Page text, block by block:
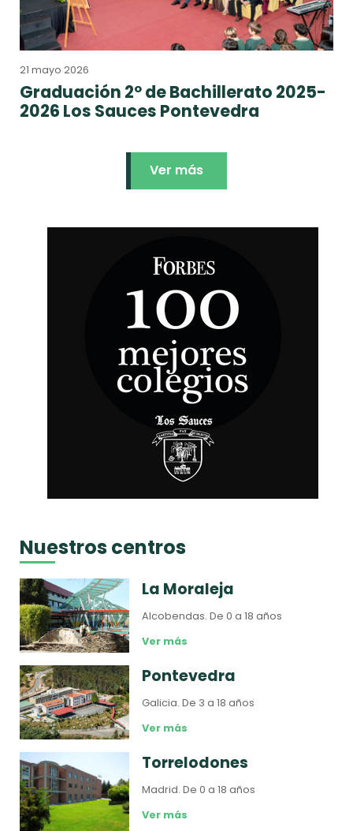
21 mayo 2026
Graduación 2º de Bachillerato 2025-
2026 Los Sauces Pontevedra
Ver más
Nuestros centros
La Moraleja
Alcobendas.De 0 a 18 años
Ver más
Pontevedra
Galicia.De 3 a 18 años
Ver más
Torrelodones
Madrid.De 0 a 18 años
Ver más